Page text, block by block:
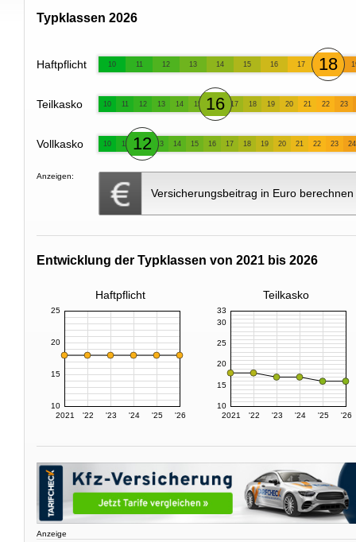
Typklassen 2026
Haftpflicht 10 11 12 13 14 15 16 17 18
Teilkasko 10 11 12 13 14 15 16 17 18 19 20 21 22 23
Vollkasko 10 11 12 13 14 15 16 17 18 19 20 21 22 23 24
Anzeigen:
Versicherungsbeitrag in Euro berechnen
Entwicklung der Typklassen von 2021 bis 2026
Haftpflicht Teilkasko
2021 '22 '23 '24 '25 '26
10
15
20
25
2021 '22 '23 '24 '25 '26
10
15
20
25
30
33
Anzeige